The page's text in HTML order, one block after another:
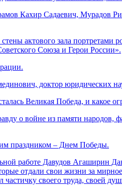
Кахир Садаевич, Мурадов
актового зала портретами
Союза и Герои России».
доктор юридических
Великая Победа, и какое
о войне из памяти народов,
праздником – Днем Победы.
работе Давудов Агаширин
отдали свои жизни за
частичку своего труда,